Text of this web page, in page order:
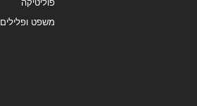
פוליטיקה
משפט ופלילים